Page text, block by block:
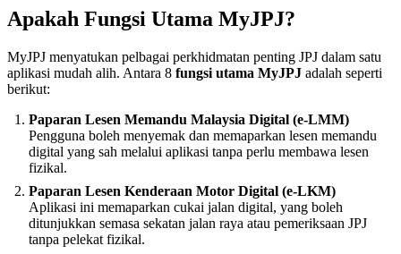
Apakah Fungsi Utama MyJPJ?
MyJPJ menyatukan pelbagai perkhidmatan penting JPJ dalam satu
aplikasi mudah alih. Antara 8 fungsi utama MyJPJ adalah seperti
berikut:
Paparan Lesen Memandu Malaysia Digital (e-LMM)
Pengguna boleh menyemak dan memaparkan lesen memandu
digital yang sah melalui aplikasi tanpa perlu membawa lesen
fizikal.
Paparan Lesen Kenderaan Motor Digital (e-LKM)
Aplikasi ini memaparkan cukai jalan digital, yang boleh
ditunjukkan semasa sekatan jalan raya atau pemeriksaan JPJ
tanpa pelekat fizikal.